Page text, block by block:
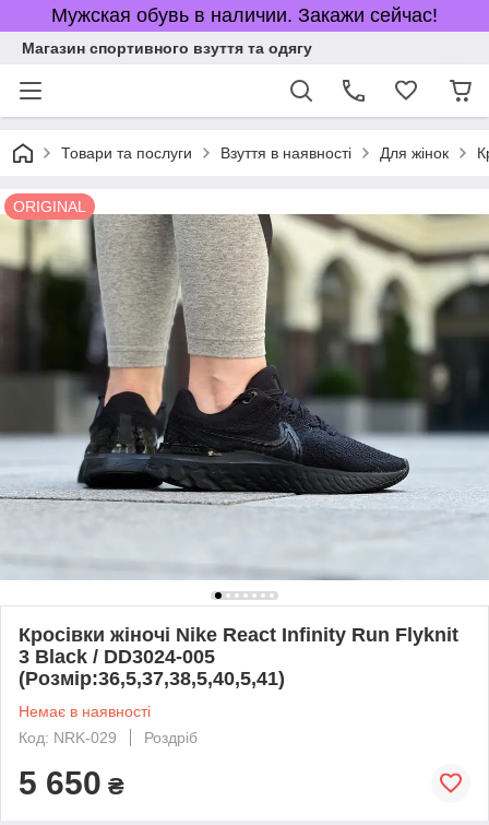
Мужская обувь в наличии. Закажи сейчас!
Магазин спортивного взуття та одягу
Товари та послуги Взуття в наявності Для жінок
ORIGINAL
Кросівки жіночі Nike React Infinity Run Flyknit
3 Black / DD3024-005
(Розмір:36,5,37,38,5,40,5,41)
Немає в наявності
Код: NRK-029
Роздріб
5 650 ₴